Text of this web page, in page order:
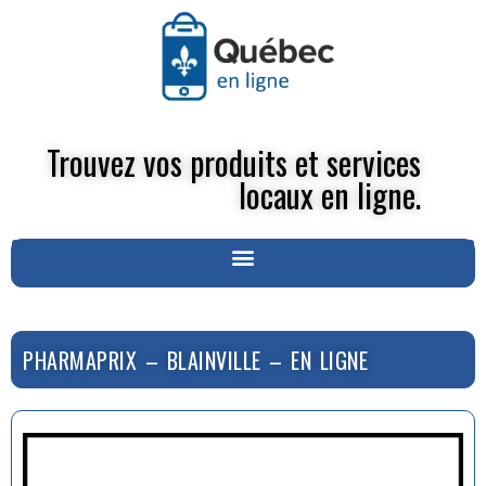
Trouvez vos produits et services
locaux en ligne.
PHARMAPRIX – BLAINVILLE – EN LIGNE